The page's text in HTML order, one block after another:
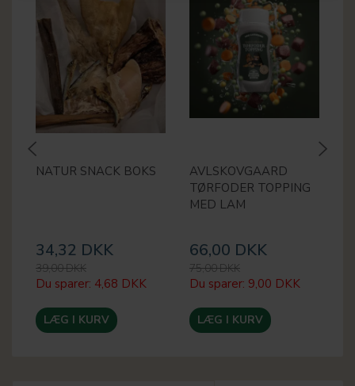
NATUR SNACK BOKS
34,32 DKK
39,00 DKK
Du sparer: 4,68 DKK
LÆG I KURV
AVLSKOVGAARD
TØRFODER TOPPING
MED LAM
66,00 DKK
75,00 DKK
Du sparer: 9,00 DKK
LÆG I KURV